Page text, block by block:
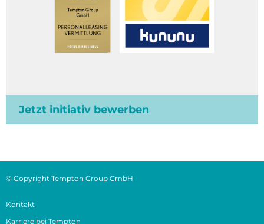
Jetzt initiativ bewerben
© Copyright Tempton Group GmbH
Kontakt
Karriere bei Tempton